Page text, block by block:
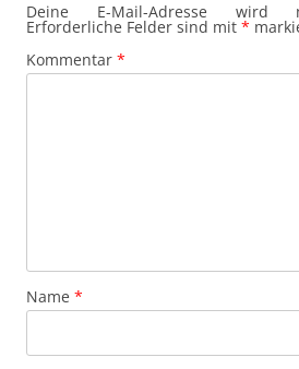
Deine E-Mail-Adresse wird
Erforderliche Felder sind mit *
Kommentar *
Name *